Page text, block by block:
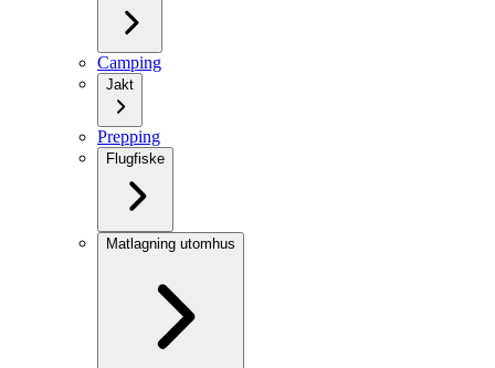
Camping
Jakt
Prepping
Flugfiske
Matlagning utomhus